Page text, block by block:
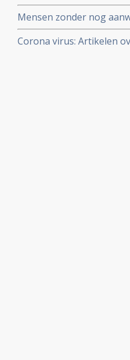
Mensen zonder nog
besmet blijken het
dan mensen met al wel
Corona virus: Artikelen